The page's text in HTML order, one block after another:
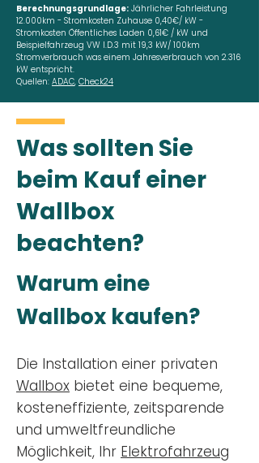
Berechnungsgrundlage: Jährlicher Fahrleistung
12.000km - Stromkosten Zuhause 0,40€/ kW -
Stromkosten Öffentliches Laden 0,61€ / kW und
Beispielfahrzeug VW I.D.3 mit 19,3 kW/ 100km
Stromverbrauch was einem Jahresverbrauch von 2.316
kW entspricht.
Quellen: ADAC, Check24
Was sollten Sie
beim Kauf einer
Wallbox
beachten?
Warum eine
Wallbox kaufen?
Die Installation einer privaten
Wallbox bietet eine bequeme,
kosteneffiziente, zeitsparende
und umweltfreundliche
Möglichkeit, Ihr Elektrofahrzeug